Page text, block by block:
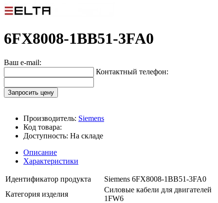
6FX8008-1BB51-3FA0
Ваш e-mail:
Контактный телефон:
Запросить цену
Производитель: Siemens
Код товара:
Доступность: На складе
Описание
Характеристики
Идентификатор продукта
Siemens 6FX8008-1BB51-3FA0
Категория изделия
Силовые кабели для двигателей
1FW6